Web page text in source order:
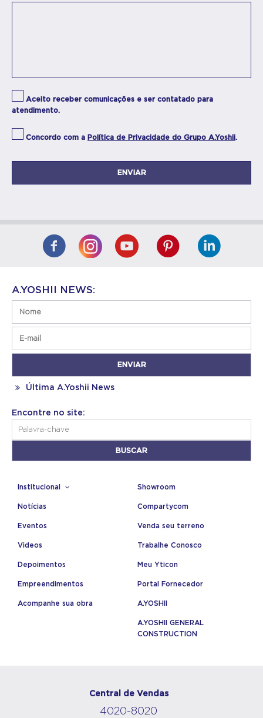
Aceito receber comunicações e ser contatado para
atendimento.
Concordo com a Política de Privacidade do Grupo A.Yoshii.
A.YOSHII NEWS:
Última A.Yoshii News
Encontre no site:
Institucional
Notícias
Eventos
Videos
Depoimentos
Empreendimentos
Acompanhe sua obra
Showroom
Compartycom
Venda seu terreno
Trabalhe Conosco
Meu Yticon
Portal Fornecedor
A.YOSHII
A.YOSHII GENERAL
CONSTRUCTION
Central de Vendas
4020-8020